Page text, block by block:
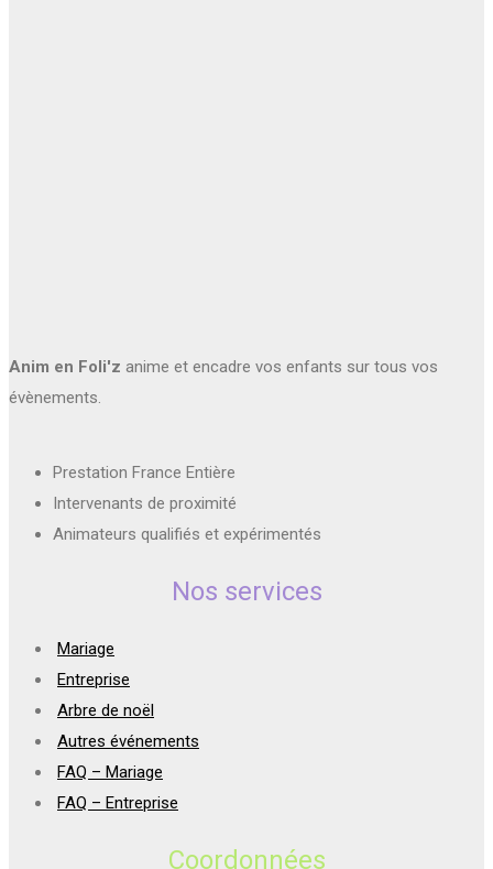
Anim en Foli'z anime et encadre vos enfants sur tous vos
évènements.
Prestation France Entière
Intervenants de proximité
Animateurs qualifiés et expérimentés
Nos services
Mariage
Entreprise
Arbre de noël
Autres événements
FAQ – Mariage
FAQ – Entreprise
Coordonnées